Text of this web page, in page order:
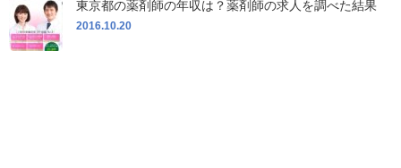
東京都の薬剤師の年収は？薬剤師の求人を調べた結果
2016.10.20